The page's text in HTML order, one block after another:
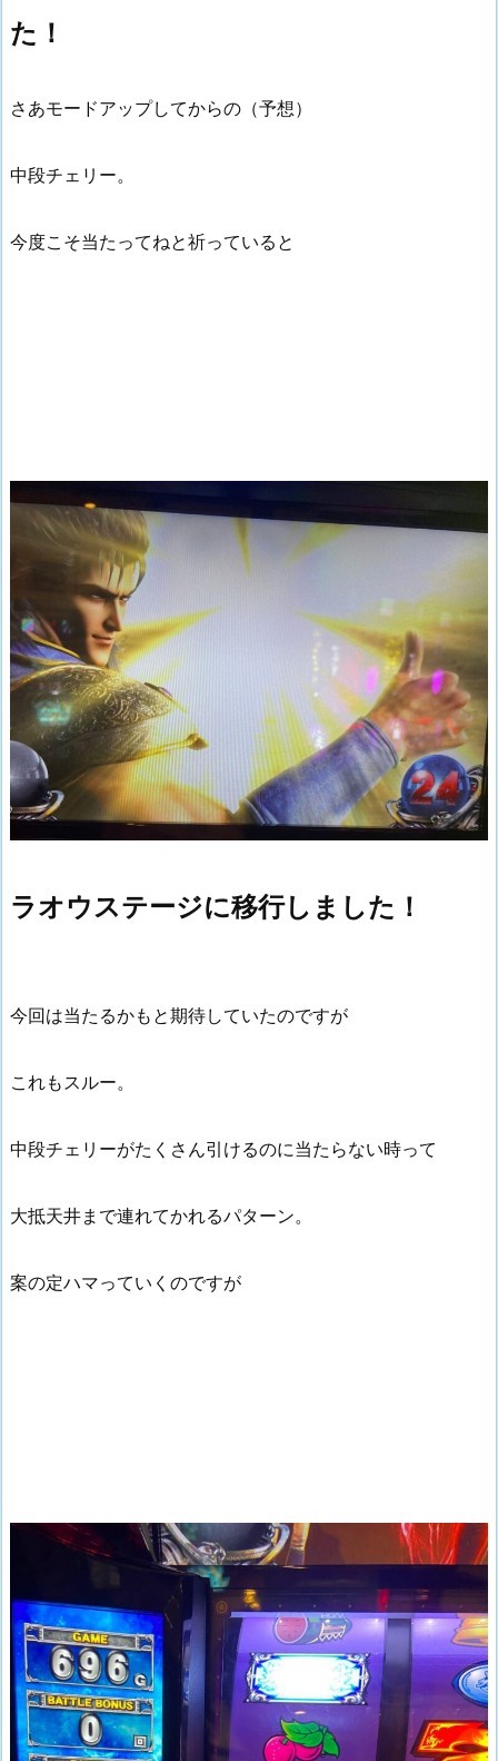
た！
さあモードアップしてからの（予想）
中段チェリー。
今度こそ当たってねと祈っていると
ラオウステージに移行しました！
今回は当たるかもと期待していたのですが
これもスルー。
中段チェリーがたくさん引けるのに当たらない時って
大抵天井まで連れてかれるパターン。
案の定ハマっていくのですが